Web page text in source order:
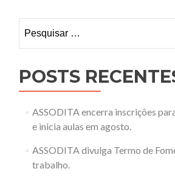
por:
POSTS
ASSODITA encerra inscrições
e inicia aulas em agosto.
ASSODITA divulga Termo de
trabalho.